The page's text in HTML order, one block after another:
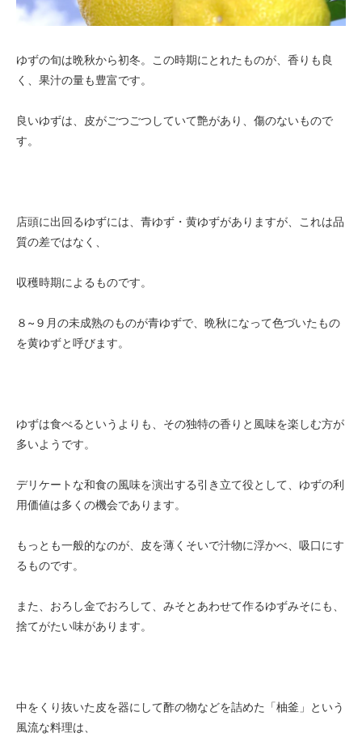
ゆずの旬は晩秋から初冬。この時期にとれたものが、香りも良
く、果汁の量も豊富です。
良いゆずは、皮がごつごつしていて艶があり、傷のないもので
す。
店頭に出回るゆずには、青ゆず・黄ゆずがありますが、これは品
質の差ではなく、
収穫時期によるものです。
８~９月の未成熟のものが青ゆずで、晩秋になって色づいたもの
を黄ゆずと呼びます。
ゆずは食べるというよりも、その独特の香りと風味を楽しむ方が
多いようです。
デリケートな和食の風味を演出する引き立て役として、ゆずの利
用価値は多くの機会であります。
もっとも一般的なのが、皮を薄くそいで汁物に浮かべ、吸口にす
るものです。
また、おろし金でおろして、みそとあわせて作るゆずみそにも、
捨てがたい味があります。
中をくり抜いた皮を器にして酢の物などを詰めた「柚釜」という
風流な料理は、